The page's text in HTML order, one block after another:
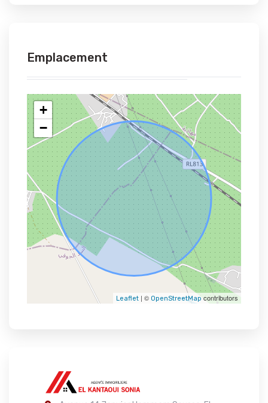
Emplacement
+
−
Leaflet | © OpenStreetMap contributors